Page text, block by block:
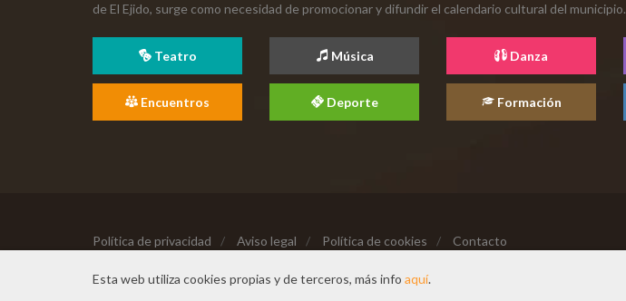
de El Ejido, surge como necesidad de promocionar y difundir el calendario cultural del municipio.
Teatro Música Danza
Encuentros Deporte Formación
Política de privacidad / Aviso legal / Política de cookies / Contacto
Copyright © 2026 Todos los derechos reservados
Esta web utiliza cookies propias y de terceros, más info aquí.